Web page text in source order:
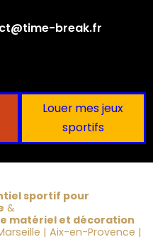
break.fr
Louer mes jeux
sportifs
sportif pour
&
matériel et décoration
| Aix-en-Provence |